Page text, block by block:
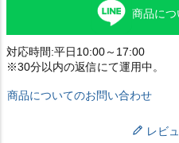
商品に
対応時間:平日10:00～17:00
※30分以内の返信にて運用中。
商品についてのお問い合わせ
レビ